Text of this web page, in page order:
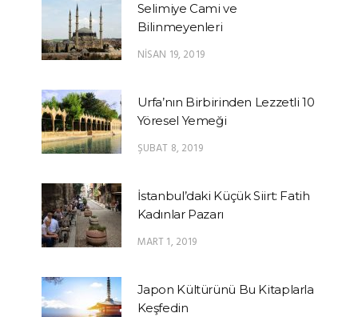
Selimiye Cami ve
Bilinmeyenleri
NISAN 19, 2019
Urfa’nın Birbirinden Lezzetli 10
Yöresel Yemeği
ŞUBAT 8, 2019
İstanbul’daki Küçük Siirt: Fatih
Kadınlar Pazarı
MART 1, 2019
Japon Kültürünü Bu Kitaplarla
Keşfedin